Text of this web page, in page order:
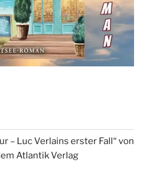
– Luc Verlains erster Fall“ von
Atlantik Verlag